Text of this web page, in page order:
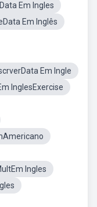
Data Em Ingles
Em Inglês
Em Ingle
InglesExercise
Ingles